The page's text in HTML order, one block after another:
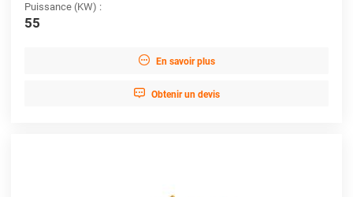
Puissance (KW) :
55
 En savoir plus
 Obtenir un devis